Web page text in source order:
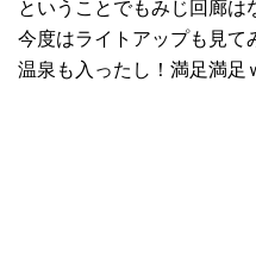
ということでもみじ回廊は
今度はライトアップも見て
温泉も入ったし！満足満足